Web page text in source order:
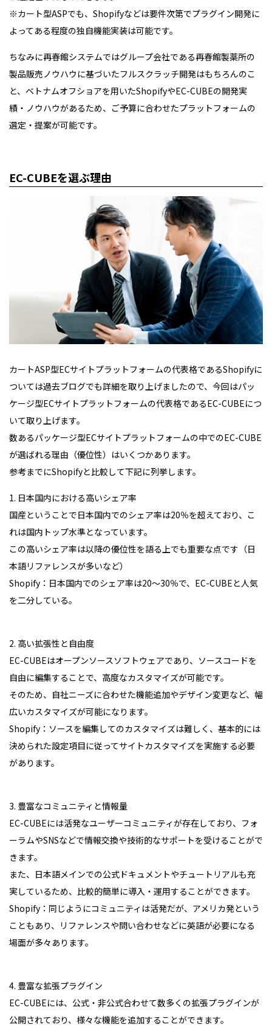
※カート型ASPでも、Shopifyなどは要件次第でプラグイン開発に
よってある程度の独自機能実装は可能です。
ちなみに再春館システムではグループ会社である再春館製薬所の
製品販売ノウハウに基づいたフルスクラッチ開発はもちろんのこ
と、ベトナムオフショアを用いたShopifyやEC-CUBEの開発実
績・ノウハウがあるため、ご予算に合わせたプラットフォームの
選定・提案が可能です。
EC-CUBEを選ぶ理由
カートASP型ECサイトプラットフォームの代表格であるShopifyに
ついては過去ブログでも詳細を取り上げましたので、今回はパッ
ケージ型ECサイトプラットフォームの代表格であるEC-CUBEにつ
いて取り上げます。
数あるパッケージ型ECサイトプラットフォームの中でのEC-CUBE
が選ばれる理由（優位性）はいくつかあります。
参考までにShopifyと比較して下記に列挙します。
1. 日本国内における高いシェア率
国産ということで日本国内でのシェア率は20％を超えており、こ
れは国内トップ水準となっています。
この高いシェア率は以降の優位性を語る上でも重要な点です（日
本語リファレンスが多いなど）
Shopify：日本国内でのシェア率は20〜30％で、EC-CUBEと人気
を二分している。
2. 高い拡張性と自由度
EC-CUBEはオープンソースソフトウェアであり、ソースコードを
自由に編集することで、高度なカスタマイズが可能です。
そのため、自社ニーズに合わせた機能追加やデザイン変更など、幅
広いカスタマイズが可能になります。
Shopify：ソースを編集してのカスタマイズは難しく、基本的には
決められた設定項目に従ってサイトカスタマイズを実施する必要
があります。
3. 豊富なコミュニティと情報量
EC-CUBEには活発なユーザーコミュニティが存在しており、フォ
ーラムやSNSなどで情報交換や技術的なサポートを受けることがで
きます。
また、日本語メインでの公式ドキュメントやチュートリアルも充
実しているため、比較的簡単に導入・運用することができます。
Shopify：同じようにコミュニティは活発だが、アメリカ発という
こともあり、リファレンスや問い合わせなどに英語が必要になる
場面が多々あります。
4. 豊富な拡張プラグイン
EC-CUBEには、公式・非公式合わせて数多くの拡張プラグインが
公開されており、様々な機能を追加することができます。